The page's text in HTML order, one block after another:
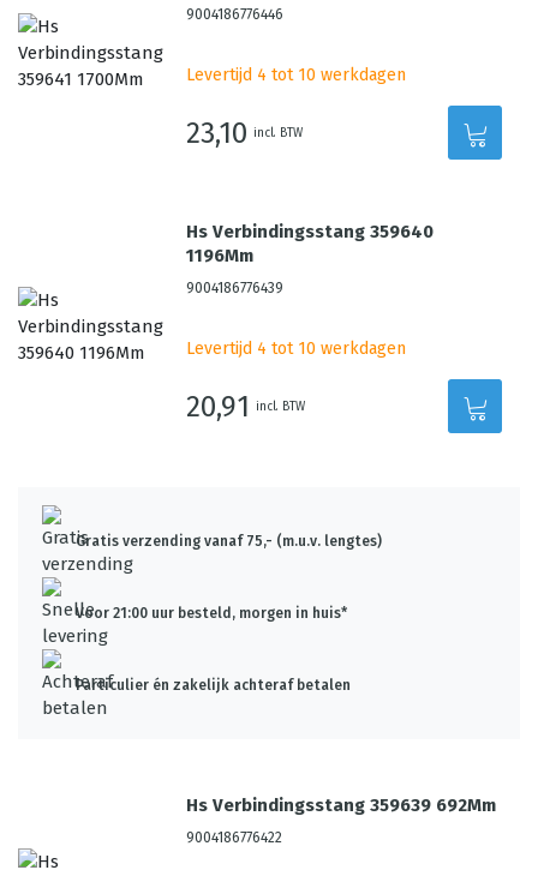
9004186776446
Levertijd 4 tot 10 werkdagen
23,10 incl. BTW
Hs Verbindingsstang 359640
1196Mm
9004186776439
Levertijd 4 tot 10 werkdagen
20,91 incl. BTW
Gratis verzending vanaf 75,- (m.u.v. lengtes)
Voor 21:00 uur besteld, morgen in huis*
Particulier én zakelijk achteraf betalen
Hs Verbindingsstang 359639 692Mm
9004186776422